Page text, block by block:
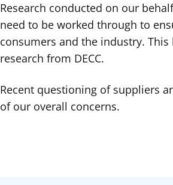
Research conducted on our
need to be worked through to
consumers and the industry.
research from DECC.
Recent questioning of suppliers
of our overall concerns.